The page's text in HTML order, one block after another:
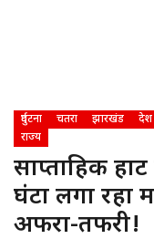
दुर्घटना चतरा झारखंड देश
राज्य
साप्ताहिक
घंटों लगा रहा
अफरा-तफरी!